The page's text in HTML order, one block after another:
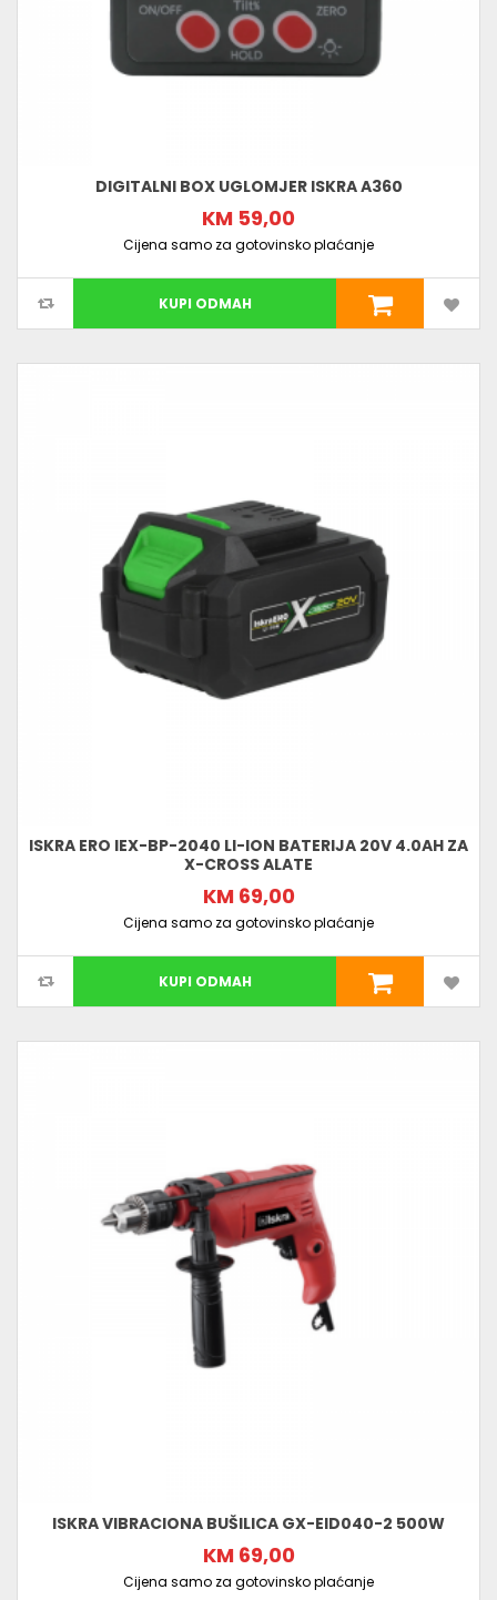
DIGITALNI BOX UGLOMJER ISKRA A360
KM 59,00
Cijena samo za gotovinsko plaćanje
KUPI ODMAH
ISKRA ERO IEX-BP-2040 LI-ION BATERIJA 20V 4.0AH ZA
X-CROSS ALATE
KM 69,00
Cijena samo za gotovinsko plaćanje
KUPI ODMAH
ISKRA VIBRACIONA BUŠILICA GX-EID040-2 500W
KM 69,00
Cijena samo za gotovinsko plaćanje